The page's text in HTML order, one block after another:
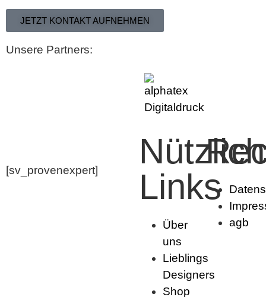
JETZT KONTAKT AUFNEHMEN
Unsere Partners:
[sv_provenexpert]
Links
Über
uns
Lieblings
Designers
Shop
agb